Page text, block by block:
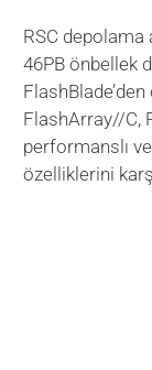
RSC depolama
46PB önbellek
FlashArray//C,
performanslı
özelliklerini